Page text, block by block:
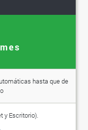
hasta que de
y Escritorio).